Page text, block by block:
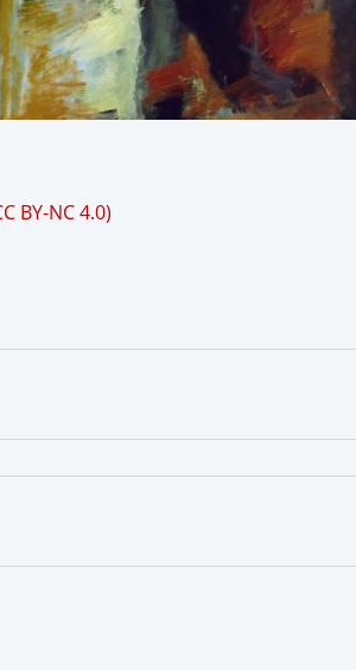
BY-NC 4.0)